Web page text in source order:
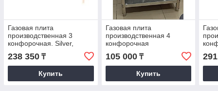
Газовая плита
производственная 3
конфорочная. Silver,
238 350 ₸
Купить
Газовая плита
производственная 4
конфорочная
105 000₸
Купить